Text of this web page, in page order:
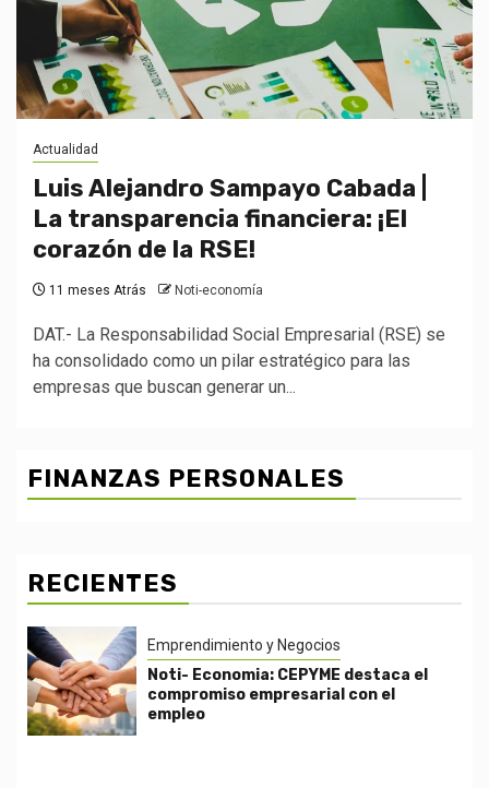
Actualidad
Luis Alejandro Sampayo Cabada |
La transparencia financiera: ¡El
corazón de la RSE!
11 meses Atrás Noti-economía
DAT.- La Responsabilidad Social Empresarial (RSE) se
ha consolidado como un pilar estratégico para las
empresas que buscan generar un...
FINANZAS PERSONALES
RECIENTES
Emprendimiento y Negocios
Noti- Economia: CEPYME destaca el
compromiso empresarial con el
empleo